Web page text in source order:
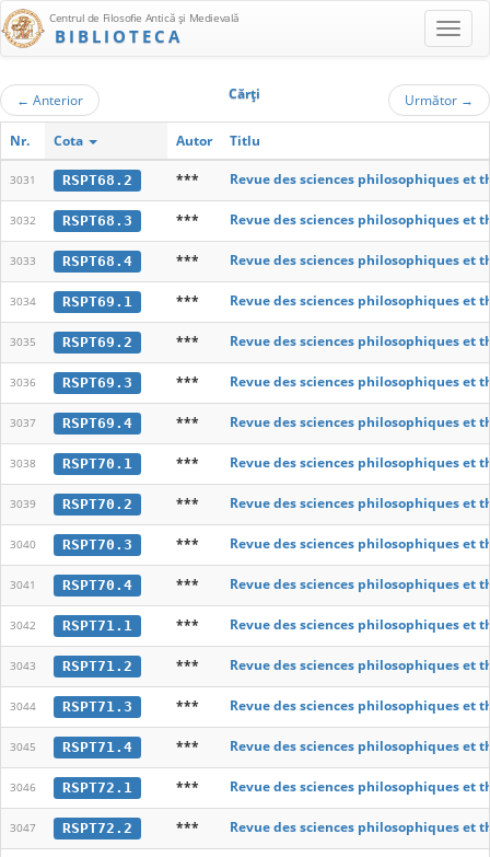
Centrul de Filosofie Antică şi Medievală
BIBLIOTECA
← Anterior Cărţi Următor →
Nr. Cota Autor Titlu
3031 RSPT68.2 *** Revue des sciences philosophiques et
3032 RSPT68.3 *** Revue des sciences philosophiques et
3033 RSPT68.4 *** Revue des sciences philosophiques et
3034 RSPT69.1 *** Revue des sciences philosophiques et
3035 RSPT69.2 *** Revue des sciences philosophiques et
3036 RSPT69.3 *** Revue des sciences philosophiques et
3037 RSPT69.4 *** Revue des sciences philosophiques et
3038 RSPT70.1 *** Revue des sciences philosophiques et
3039 RSPT70.2 *** Revue des sciences philosophiques et
3040 RSPT70.3 *** Revue des sciences philosophiques et
3041 RSPT70.4 *** Revue des sciences philosophiques et
3042 RSPT71.1 *** Revue des sciences philosophiques et
3043 RSPT71.2 *** Revue des sciences philosophiques et
3044 RSPT71.3 *** Revue des sciences philosophiques et
3045 RSPT71.4 *** Revue des sciences philosophiques et
3046 RSPT72.1 *** Revue des sciences philosophiques et
3047 RSPT72.2 *** Revue des sciences philosophiques et